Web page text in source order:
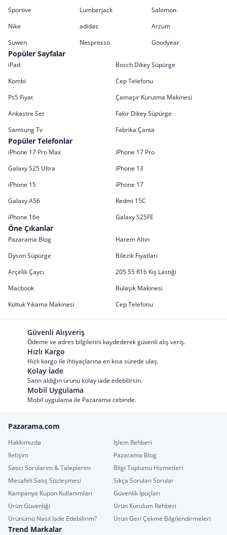
Sportive Lumberjack
Salomon
Nike
adidas
Arzum
Suwen
Nespresso Goodyear
Popüler Sayfalar
iPad
Bosch Dikey Süpürge
Kombi
Cep Telefonu
Ps5 Fiyat
Çamaşır Kurutma Makinesi
Ankastre Set
Fakir Dikey Süpürge
Samsung Tv
Fabrika Çanta
Popüler Telefonlar
iPhone 17 Pro Max
iPhone 17 Pro
Galaxy S25 Ultra
iPhone 13
iPhone 15
iPhone 17
Galaxy A56
Redmi 15C
iPhone 16e
Galaxy S25FE
Öne Çıkanlar
Pazarama Blog
Harem Altın
Dyson Süpürge
Bilezik Fiyatları
Arçelik Çaycı
205 55 R16 Kış Lastiği
Macbook
Bulaşık Makinesi
Koltuk Yıkama Makinesi
Cep Telefonu
Güvenli Alışveriş
Ödeme ve adres bilgilerini kaydederek güvenli alış veriş.
Hızlı Kargo
Hızlı kargo ile ihtiyaçlarına en kısa sürede ulaş.
Kolay İade
Satın aldığın ürünü kolay iade edebilirsin.
Mobil Uygulama
Mobil uygulama ile Pazarama cebinde.
Pazarama.com
Hakkımızda
İşlem Rehberi
İletişim
Pazarama Blog
Satıcı Sorularım & Taleplerim
Bilgi Toplumu Hizmetleri
Mesafeli Satış Sözleşmesi
Sıkça Sorulan Sorular
Kampanya Kupon Kullanımları
Güvenlik İpuçları
Ürün Güvenliği
Ürün Kurulum Rehberi
Ürünümü Nasıl İade Edebilirim?
Ürün Geri Çekme Bilgilendirmeleri
Trend Markalar